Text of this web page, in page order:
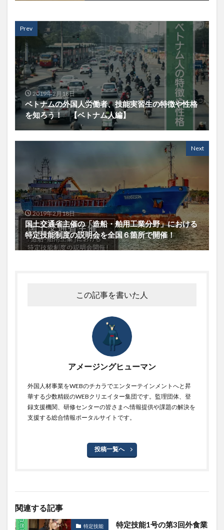
Prev
2019年2月18日
ベトナムの外国人労働者、技能実習生の特徴や性格
を知ろう！ 【ベトナム人編】
Next
2019年2月18日
国土交通省主催の「造船・舶用工業分野」における
特定技能制度の説明会を全国６箇所で開催！
この記事を書いた人
アメージングヒューマン
外国人材事業をWEBのチカラでエンターテインメントへと昇
華する少数精鋭のWEBクリエイター集団です。監理団体、登
録支援機関、研修センターの皆さまへ情報提供や課題の解決を
支援する総合情報ポータルサイトです。
投稿一覧へ
関連する記事
特定技能
特定技能1号の第3回外食業